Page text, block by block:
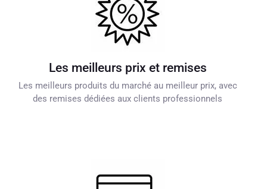
Les meilleurs prix et remises
Les meilleurs produits du marché au meilleur prix, avec
des remises dédiées aux clients professionnels